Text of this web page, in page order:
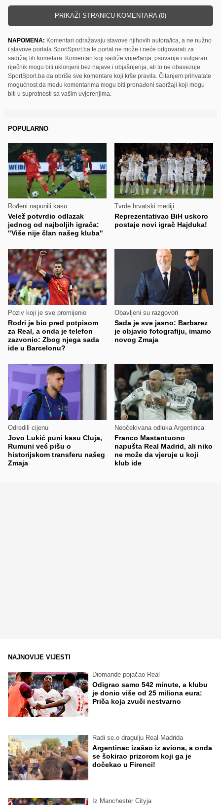
PRIKAŽI STRANICU KOMENTARA (0)
NAPOMENA: Komentari odražavaju stavove njihovih autora/ica, a ne nužno
i stavove portala SportSport.ba te portal ne može i neće odgovarati za
sadržaj tih kometara. Komentari koji sadrže vrijeđanja, psovanja i vulgaran
riječnik mogu biti uklonjeni bez najave i objašnjenja, ali to ne obavezuje
SportSport.ba da obriše sve komentare koji krše pravila. Čitanjem prihvatate
mogućnost da među komentarima mogu biti pronađeni sadržaji koji mogu
biti u suprotnosti sa vašim uvjerenjima.
POPULARNO
Rođeni napunili kasu
Velež potvrdio odlazak
jednog od najboljih igrača:
"Više nije član našeg kluba"
Tvrde hrvatski mediji
Reprezentativac BiH uskoro
postaje novi igrač Hajduka!
Poziv koji je sve promijenio
Rodri je bio pred potpisom
za Real, a onda je telefon
zazvonio: Zbog njega sada
ide u Barcelonu?
Obavljeni su razgovori
Sada je sve jasno: Barbarez
je objavio fotografiju, imamo
novog Zmaja
Odredili cijenu
Jovo Lukić puni kasu Cluja,
Rumuni već pišu o
historijskom transferu našeg
Zmaja
Neočekivana odluka Argentinca
Franco Mastantuono
napušta Real Madrid, ali niko
ne može da vjeruje u koji
klub ide
NAJNOVIJE VIJESTI
Diomande pojačao Real
Odigrao samo 542 minute, a klubu
je donio više od 25 miliona eura:
Priča koja zvuči nestvarno
Radi se.o dragulju Real Madrida
Argentinac izašao iz aviona, a onda
se šokirao prizorom koji ga je
dočekao u Firenci!
Iz Manchester Cityja